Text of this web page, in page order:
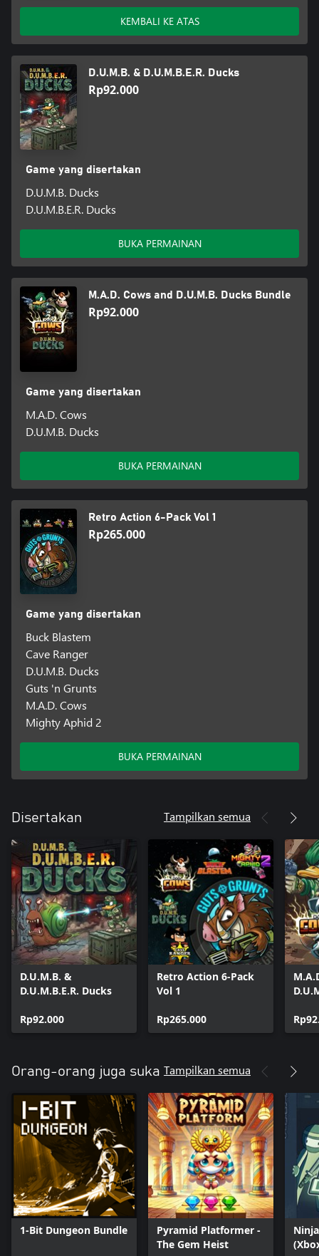
KEMBALI KE ATAS
D.U.M.B. & D.U.M.B.E.R. Ducks
Rp92.000
Game yang disertakan
D.U.M.B. Ducks
D.U.M.B.E.R. Ducks
BUKA PERMAINAN
M.A.D. Cows and D.U.M.B. Ducks Bundle
Rp92.000
Game yang disertakan
M.A.D. Cows
D.U.M.B. Ducks
BUKA PERMAINAN
Retro Action 6-Pack Vol 1
Rp265.000
Game yang disertakan
Buck Blastem
Cave Ranger
D.U.M.B. Ducks
Guts 'n Grunts
M.A.D. Cows
Mighty Aphid 2
BUKA PERMAINAN
Disertakan Tampilkan semua
D.U.M.B. &
D.U.M.B.E.R. Ducks
Rp92.000
Retro Action 6-Pack
Vol 1
Rp265.000
Orang-orang juga suka Tampilkan semua
1-Bit Dungeon Bundle
Pyramid Platformer -
The Gem Heist